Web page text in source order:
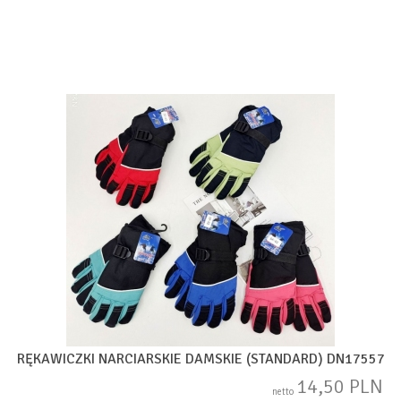
RĘKAWICZKI NARCIARSKIE DAMSKIE (STANDARD) DN17557
netto 14,50 PLN